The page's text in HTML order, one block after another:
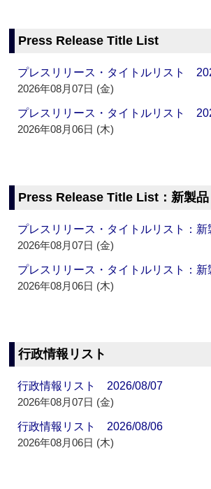
Press Release Title List
プレスリリース・タイトルリスト
2026年08月07日 (金)
プレスリリース・タイトルリスト
2026年08月06日 (木)
Press Release Title List：新製品
プレスリリース・タイトルリスト：
2026年08月07日 (金)
プレスリリース・タイトルリスト：
2026年08月06日 (木)
行政情報リスト
行政情報リスト 2026/08/07
2026年08月07日 (金)
行政情報リスト 2026/08/06
2026年08月06日 (木)